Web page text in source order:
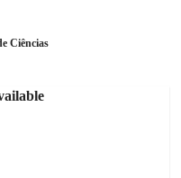
Ciências